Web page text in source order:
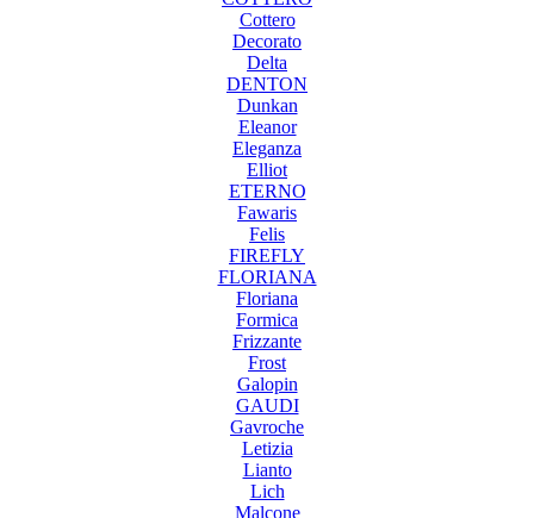
Cottero
Decorato
Delta
DENTON
Dunkan
Eleanor
Eleganza
Elliot
ETERNO
Fawaris
Felis
FIREFLY
FLORIANA
Floriana
Formica
Frizzante
Frost
Galopin
GAUDI
Gavroche
Letizia
Lianto
Lich
Malcone